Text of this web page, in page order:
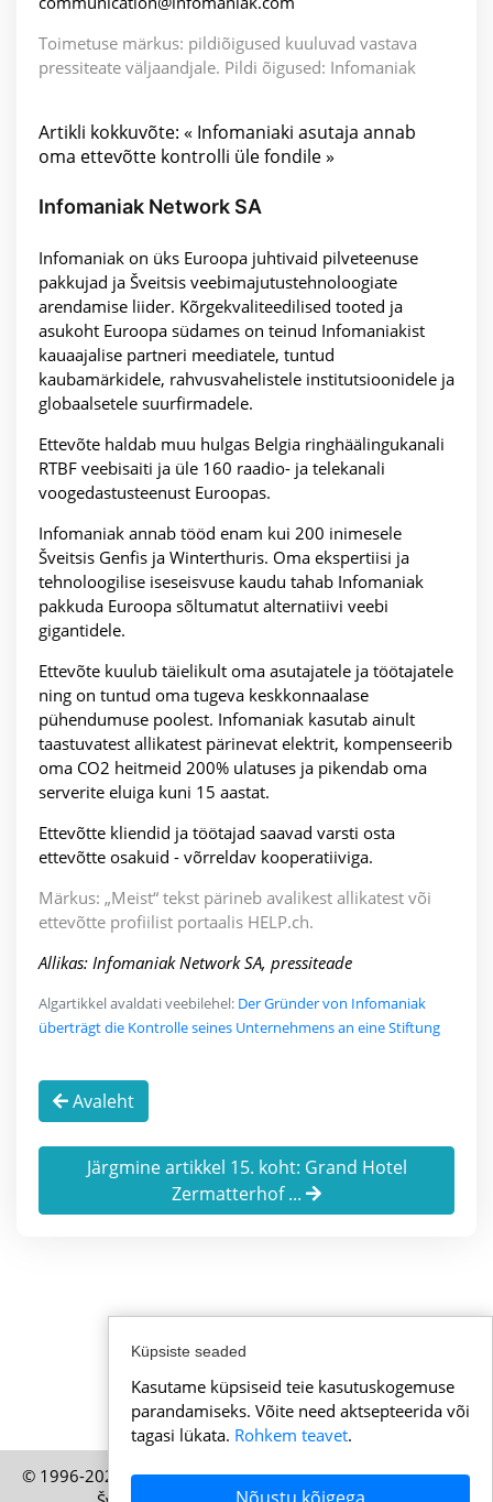
Toimetuse märkus: pildiõigused kuuluvad vastava
pressiteate väljaandjale. Pildi õigused: Infomaniak
Artikli kokkuvõte: « Infomaniaki asutaja annab
oma ettevõtte kontrolli üle fondile »
Infomaniak Network SA
Infomaniak on üks Euroopa juhtivaid pilveteenuse
pakkujad ja Šveitsis veebimajutustehnoloogiate
arendamise liider. Kõrgekvaliteedilised tooted ja
asukoht Euroopa südames on teinud Infomaniakist
kauaajalise partneri meediatele, tuntud
kaubamärkidele, rahvusvahelistele institutsioonidele ja
globaalsetele suurfirmadele.
Ettevõte haldab muu hulgas Belgia ringhäälingukanali
RTBF veebisaiti ja üle 160 raadio- ja telekanali
voogedastusteenust Euroopas.
Infomaniak annab tööd enam kui 200 inimesele
Šveitsis Genfis ja Winterthuris. Oma ekspertiisi ja
tehnoloogilise iseseisvuse kaudu tahab Infomaniak
pakkuda Euroopa sõltumatut alternatiivi veebi
gigantidele.
Ettevõte kuulub täielikult oma asutajatele ja töötajatele
ning on tuntud oma tugeva keskkonnaalase
pühendumuse poolest. Infomaniak kasutab ainult
taastuvatest allikatest pärinevat elektrit, kompenseerib
oma CO2 heitmeid 200% ulatuses ja pikendab oma
serverite eluiga kuni 15 aastat.
Ettevõtte kliendid ja töötajad saavad varsti osta
ettevõtte osakuid - võrreldav kooperatiiviga.
Märkus: „Meist“ tekst pärineb avalikest allikatest või
ettevõtte profiilist portaalis HELP.ch.
Allikas: Infomaniak Network SA, pressiteade
Algartikkel avaldati veebilehel: Der Gründer von Infomaniak
überträgt die Kontrolle seines Unternehmens an eine Stiftung
Avaleht
Järgmine artikkel 15. koht: Grand Hotel
Zermatterhof ...
© 1996-2026 Uudisedsveitsist.ee – HELP Media AG, Zürich,
Küpsiste seaded
Kasutame küpsiseid teie kasutuskogemuse
parandamiseks. Võite need aktsepteerida või
tagasi lükata. Rohkem teavet.